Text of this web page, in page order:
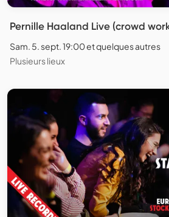
Pernille Haaland Live (crowd
Sam. 5. sept. 19:00 et quelques autres
Plusieurs lieux